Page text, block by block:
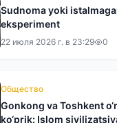
Sudnoma yoki
eksperiment
22 июля 2026 г. в 23:29 0
Общество
Gonkong va Toshkent
ko‘prik: Islom